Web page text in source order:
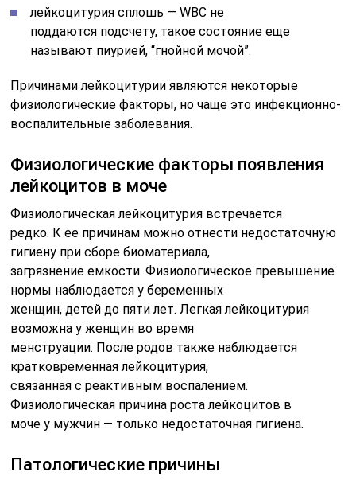
лейкоцитурия сплошь — WBC не
поддаются подсчету, такое состояние еще
называют пиурией, “гнойной мочой”.
Причинами лейкоцитурии являются некоторые
физиологические факторы, но чаще это инфекционно-
воспалительные заболевания.
Физиологические факторы появления
лейкоцитов в моче
Физиологическая лейкоцитурия встречается
редко. К ее причинам можно отнести недостаточную
гигиену при сборе биоматериала,
загрязнение емкости. Физиологическое превышение
нормы наблюдается у беременных
женщин, детей до пяти лет. Легкая лейкоцитурия
возможна у женщин во время
менструации. После родов также наблюдается
кратковременная лейкоцитурия,
связанная с реактивным воспалением.
Физиологическая причина роста лейкоцитов в
моче у мужчин — только недостаточная гигиена.
Патологические причины